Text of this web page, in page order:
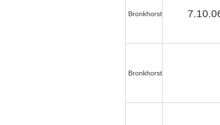
Bronkhorst
Bronkhorst